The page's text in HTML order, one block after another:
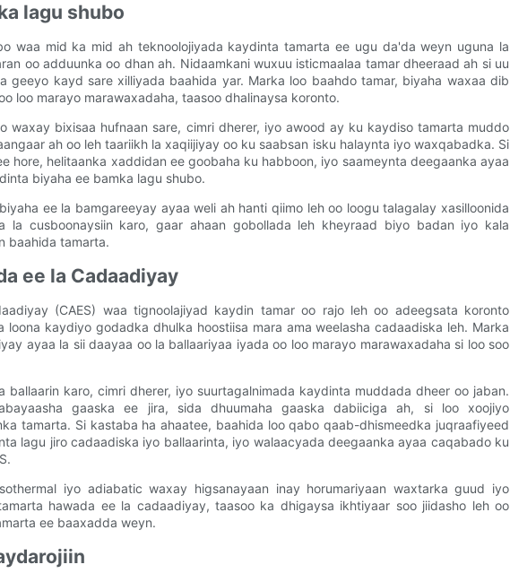
lagu shubo
waa mid ka mid ah teknoolojiyada kaydinta tamarta ee ugu da'da weyn uguna la
oo adduunka oo dhan ah. Nidaamkani wuxuu isticmaalaa tamar dheeraad ah si uu
geeyo kayd sare xilliyada baahida yar. Marka loo baahdo tamar, biyaha waxaa dib
loo marayo marawaxadaha, taasoo dhalinaysa koronto.
waxay bixisaa hufnaan sare, cimri dherer, iyo awood ay ku kaydiso tamarta muddo
ah oo leh taariikh la xaqiijiyay oo ku saabsan isku halaynta iyo waxqabadka. Si
hore, helitaanka xaddidan ee goobaha ku habboon, iyo saameynta deegaanka ayaa
biyaha ee bamka lagu shubo.
ee la bamgareeyay ayaa weli ah hanti qiimo leh oo loogu talagalay xasilloonida
la cusboonaysiin karo, gaar ahaan gobollada leh kheyraad biyo badan iyo kala
baahida tamarta.
ee la Cadaadiyay
(CAES) waa tignoolajiyad kaydin tamar oo rajo leh oo adeegsata koronto
kaydiyo godadka dhulka hoostiisa mara ama weelasha cadaadiska leh. Marka
ayaa la sii daayaa oo la ballaariyaa iyada oo loo marayo marawaxadaha si loo soo
ballaarin karo, cimri dherer, iyo suurtagalnimada kaydinta muddada dheer oo jaban.
gaaska ee jira, sida dhuumaha gaaska dabiiciga ah, si loo xoojiyo
tamarta. Si kastaba ha ahaatee, baahida loo qabo qaab-dhismeedka juqraafiyeed
lagu jiro cadaadiska iyo ballaarinta, iyo walaacyada deegaanka ayaa caqabado ku
iyo adiabatic waxay higsanayaan inay horumariyaan waxtarka guud iyo
hawada ee la cadaadiyay, taasoo ka dhigaysa ikhtiyaar soo jiidasho leh oo
ee baaxadda weyn.